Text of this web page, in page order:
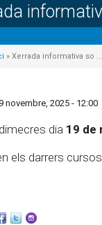
» Xerrada informativa so ...
novembre, 2025 - 12:00
dia 19 de
els darrers